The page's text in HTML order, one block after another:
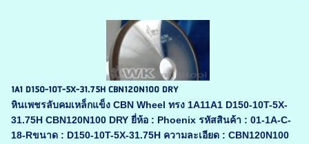
1A1 D150-10T-5X-31.75H CBN120N100 DRY
หินเพชรลับคมเหล็กแข็ง CBN Wheel ทรง 1A11A1 D150-10T-5X-
31.75H CBN120N100 DRY ยี่ห้อ : Phoenix รหัสสินค้า : 01-1A-C-
18-Rขนาด : D150-10T-5X-31.75H ความละเอียด : CBN120N100